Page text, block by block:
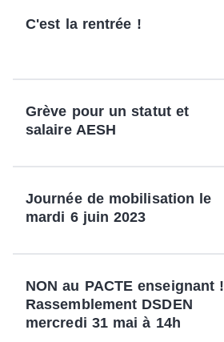
C'est la rentrée !
Grève pour un statut et
salaire AESH
Journée de mobilisation le
mardi 6 juin 2023
NON au PACTE enseignant !
Rassemblement DSDEN
mercredi 31 mai à 14h